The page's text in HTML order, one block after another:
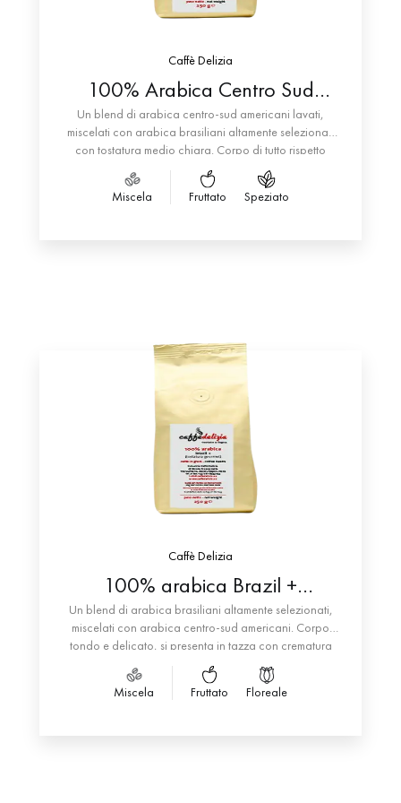
Caffè Delizia
100% Arabica Centro Sud
America “tostatura classica”
Un blend di arabica centro-sud americani lavati,
miscelati con arabica brasiliani altamente selezionati
con tostatura medio chiara. Corpo di tutto rispetto
nonostante la prevalenza di lavati, si presenta in tazza
con crematura fine e lucida di colore nocciola.
Note di dolcezza, amaro appena accennato e una
Miscela Fruttato Speziato
Caffè Delizia
100% arabica Brazil +
“tostatura gourmet”
Un blend di arabica brasiliani altamente selezionati,
miscelati con arabica centro-sud americani. Corpo
tondo e delicato, si presenta in tazza con crematura
fine e leggera.
Note di dolcezza e bilanciamento quasi perfetto tra
amaro e acido con una leggera prevalenza delle
Miscela Fruttato Floreale